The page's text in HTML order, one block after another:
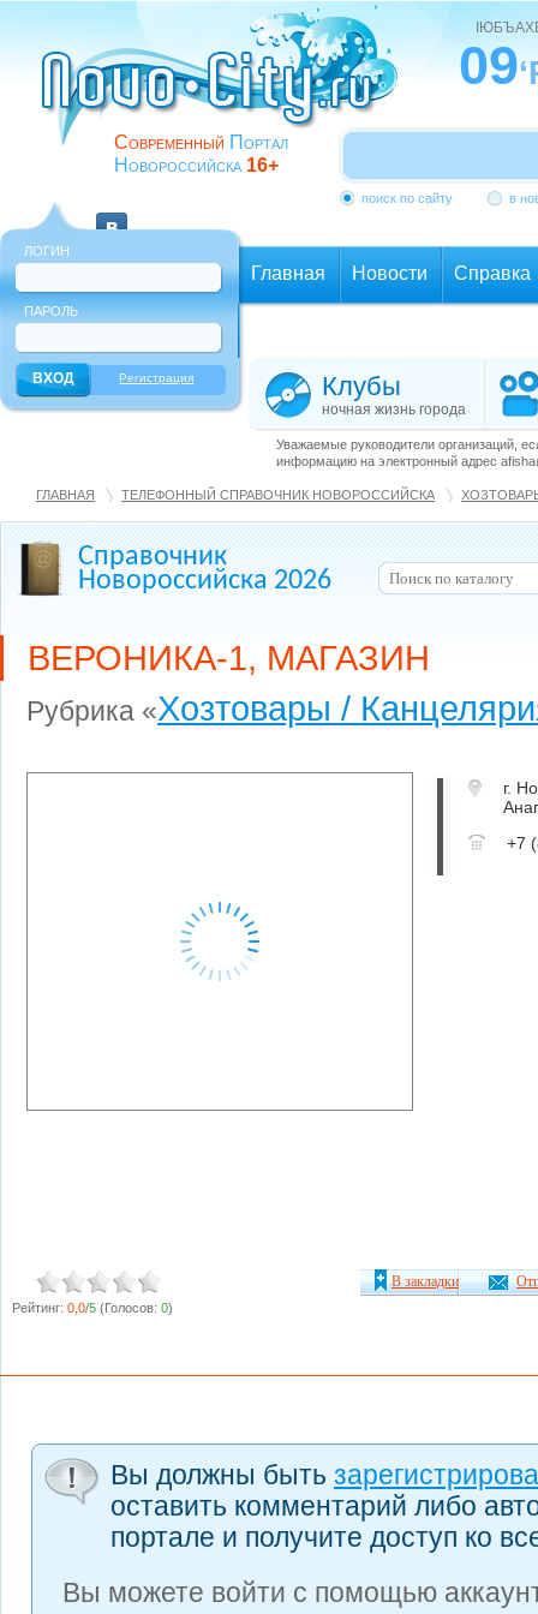
Современный Портал
Новороссийска 16+
09
поиск по сайту в
ЛОГИН
ПАРОЛЬ
Регистрация
Главная Новости Справка
Клубы
ночная жизнь города
Уважаемые руководители организаций,
информацию на электронный адрес
ГЛАВНАЯ ТЕЛЕФОННЫЙ СПРАВОЧНИК НОВОРОССИЙСКА
Справочник
Новороссийска 2026
ВЕРОНИКА-1, МАГАЗИН
Рубрика «Хозтовары /
г.
+7
Рейтинг: 0,0/5 (Голосов: 0)
В закладки
Вы должны быть
оставить комментарий либо
портале и получите доступ ко
Вы можете войти с помощью